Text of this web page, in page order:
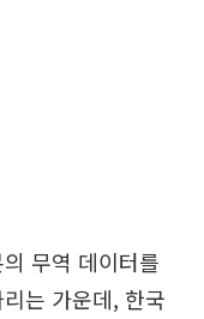
무역 데이터를
는 가운데, 한국